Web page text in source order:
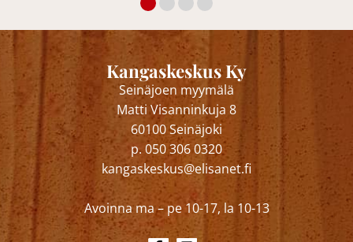
Kangaskeskus Ky
Seinäjoen myymälä
Matti Visanninkuja 8
60100 Seinäjoki
p. 050 306 0320
kangaskeskus@elisanet.fi
Avoinna ma – pe 10-17, la 10-13